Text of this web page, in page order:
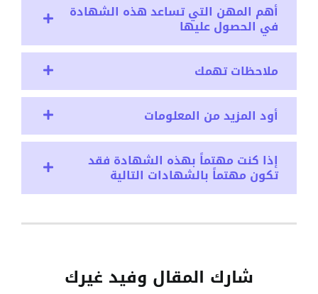
أهم المهن التي تساعد هذه الشهادة
في الحصول عليها
ملاحظات تهمك
أود المزيد من المعلومات
إذا كنت مهتماً بهذه الشهادة فقد
تكون مهتماً بالشهادات التالية
شارك المقال وفيد غيرك